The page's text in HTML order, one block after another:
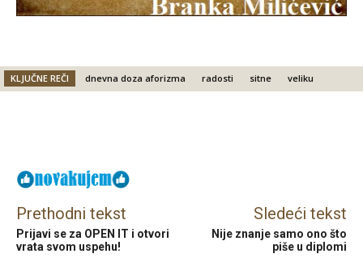
KLJUČNE REČI dnevna doza aforizma radosti sitne veliku
Prethodni tekst
Prijavi se za OPEN IT i otvori
vrata svom uspehu!
Sledeći tekst
Nije znanje samo ono što
piše u diplomi